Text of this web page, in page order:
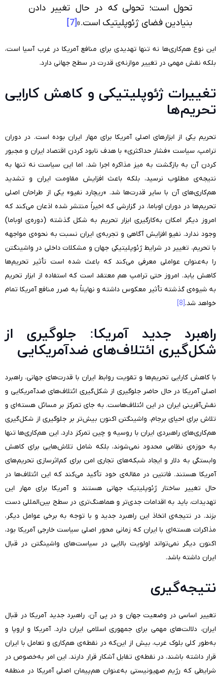
تحول است؛‌ تحولی که در حال تغییر دادن
بنیادین فضای ژئوپلیتیک است.»[7]
این نوع هم‌کاری‌ها نه تنها تهدیدی برای منافع آمریکا در غرب آسیا است،
بلکه نقش مهمی در تغییر موازنه‌ی قدرت در سطح جهانی دارد.
تغییرات ژئوپلیتیکی و کاهش کارایی
تحریم‌ها
تحریم یکی از ابزارهای اصلی آمریکا برای مهار ایران بوده است. در دوران
ترامپ، سیاست «فشار حداکثری» با هدف نابود کردن اقتصاد ایران و مجبور
کردن آن به بازگشت به میز مذاکره اجرا شد. اما این سیاست نه تنها به
نتیجه‌ی مطلوب نرسید، بلکه باعث افزایش مقاومت ایران و تشدید
هم‌کاری‌های آن با سایر قدرت‌ها شد. «ریچارد نفیو» یکی از طراحان اصلی
تحریم‌ها در دوران اوباما، در گزارشی که اخیراً منتشر شده اذعان می‌کند که
امروز دیگر امکان به‌کارگیری ابزار تحریم به شکل گذشته (دوره‌ی اوباما)
وجود ندارد. نفیو افزایش آگاهی و تجربه‌ی ایران نسبت به نحوه‌ی مواجهه
با تحریم، تغییر در شرایط ژئوپلیتیکی جهان و مشکلات داخلی در واشینگتن
را به‌عنوان عواملی معرفی می‌کند که باعث شده است تأثیر تحریم‌ها
کاهش یابد. امروز حتی ترامپ هم معتقد است که استفاده از ابزار تحریم
به شیوه‌ی گذشته تأثیر معکوس داشته و نهایتاً به ضرر منافع آمریکا تمام
خواهد شد.[8]
راهبرد جدید آمریکا: جلوگیری از
شکل‌گیری ائتلاف‌های ضدآمریکایی
با کاهش کارایی تحریم‌ها و تقویت روابط ایران با قدرت‌های جهانی، راهبرد
اصلی آمریکا در حال حاضر جلوگیری از شکل‌گیری ائتلاف‌های ضدآمریکایی و
نقش‌آفرینی ایران در این ائتلاف‌هاست. به جای تمرکز بر مسائل هسته‌ای و
تلاش برای احیای برجام، واشینگتن اکنون بیش‌تر بر جلوگیری از شکل‌گیری
هم‌کاری‌های راهبردی ایران با روسیه و چین تمرکز دارد. این هم‌کاری‌ها تنها
به حوزه‌ی نظامی محدود نمی‌شوند، بلکه شامل تلاش‌هایی برای کاهش
وابستگی به دلار و ایجاد شبکه‌های تجاری امن برای کم‌اثرسازی تحریم‌های
آمریکا هستند. فانتین در مقاله‌ی خود تأکید می‌کند که این ائتلاف‌ها در
حال تغییر ساختار ژئوپلیتیک جهانی هستند و آمریکا برای مهار این
تهدیدات، باید به اقدامات جدی‌تر و هماهنگ‌تری در سطح بین‌المللی دست
بزند. در نتیجه‌ی اتخاذ این راهبرد جدید و با توجه به برخی عوامل دیگر،
مذاکرات هسته‌ای با ایران که زمانی محور اصلی سیاست خارجی آمریکا بود،
اکنون دیگر نمی‌تواند اولویت بالایی در سیاست‌های واشینگتن در قبال
ایران داشته باشد.
نتیجه‌گیری
تغییر اساسی در وضعیت جهان و در پی آن، راهبرد جدید آمریکا در قبال
ایران، دلالت‌های مهمی برای جمهوری اسلامی ایران دارد. آمریکا و اروپا و
به‌طور کلی بلوک غرب، بیش از این‌که در نقطه‌ی هم‌کاری و تعامل با ایران
قرار داشته باشند، در نقطه‌ی تقابل آشکار قرار دارند. این امر به‌خصوص در
شرایطی که رژیم صهیونیستی به‌عنوان هم‌پیمان اصلی آمریکا در منطقه